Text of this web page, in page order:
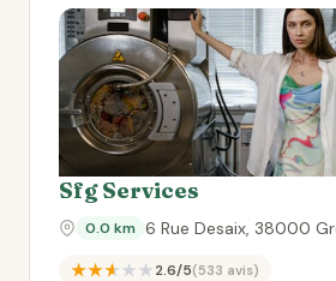
Sfg Services
0.0 km 6 Rue Desaix, 38000
★★★★★2.6/5(533 avis)